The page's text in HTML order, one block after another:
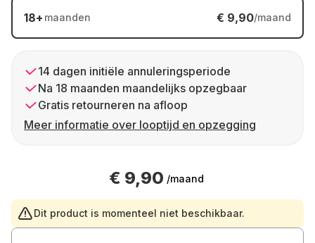
18+ maanden € 9,90/maand
14 dagen initiële annuleringsperiode
Na 18 maanden maandelijks opzegbaar
Gratis retourneren na afloop
Meer informatie over looptijd en opzegging
€ 9,90 /maand
Dit product is momenteel niet beschikbaar.